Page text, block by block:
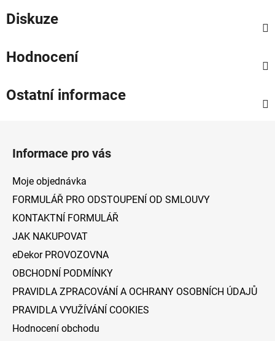
Diskuze
Hodnocení
Ostatní informace
Informace pro vás
Moje objednávka
FORMULÁŘ PRO ODSTOUPENÍ OD SMLOUVY
KONTAKTNÍ FORMULÁŘ
JAK NAKUPOVAT
eDekor PROVOZOVNA
OBCHODNÍ PODMÍNKY
PRAVIDLA ZPRACOVÁNÍ A OCHRANY OSOBNÍCH ÚDAJŮ
PRAVIDLA VYUŽÍVÁNÍ COOKIES
Hodnocení obchodu